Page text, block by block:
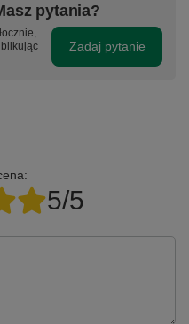
pytania?
Zadaj pytanie
5/5